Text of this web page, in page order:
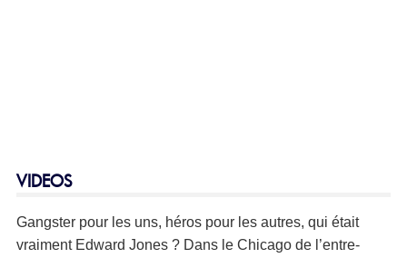
VIDEOS
Gangster pour les uns, héros pour les autres, qui était
vraiment Edward Jones ? Dans le Chicago de l’entre-